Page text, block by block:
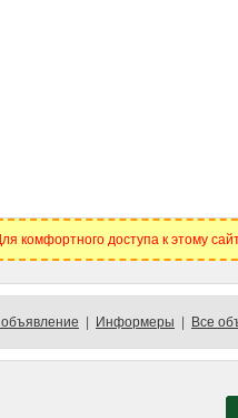
комфортного доступа к этому
Информеры Все